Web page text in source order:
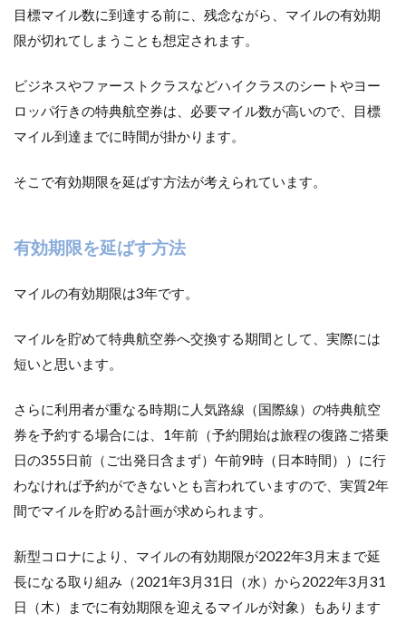
目標マイル数に到達する前に、残念ながら、マイルの有効期
限が切れてしまうことも想定されます。
ビジネスやファーストクラスなどハイクラスのシートやヨー
ロッパ行きの特典航空券は、必要マイル数が高いので、目標
マイル到達までに時間が掛かります。
そこで有効期限を延ばす方法が考えられています。
有効期限を延ばす方法
マイルの有効期限は3年です。
マイルを貯めて特典航空券へ交換する期間として、実際には
短いと思います。
さらに利用者が重なる時期に人気路線（国際線）の特典航空
券を予約する場合には、1年前（予約開始は旅程の復路ご搭乗
日の355日前（ご出発日含まず）午前9時（日本時間））に行
わなければ予約ができないとも言われていますので、実質2年
間でマイルを貯める計画が求められます。
新型コロナにより、マイルの有効期限が2022年3月末まで延
長になる取り組み（2021年3月31日（水）から2022年3月31
日（木）までに有効期限を迎えるマイルが対象）もあります